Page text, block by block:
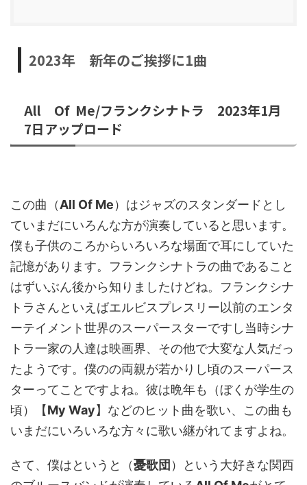
2023年 新年のご挨拶に1曲
All Of Me/フランクシナトラ 2023年1月
7日アップロード
この曲（All Of Me）はジャズのスタンダードとし
ていまだにいろんな方が演奏していると思います。
僕も子供のころからいろいろな場面で耳にしていた
記憶があります。フランクシナトラの曲であること
はずいぶん後から知りましたけどね。フランクシナ
トラさんといえばエルビスプレスリー以前のエンタ
ーテイメント世界のスーパースターですし当時シナ
トラ一家の人達は映画界、その他で大変な人気だっ
たようです。僕のの両親が若かりし頃のスーパース
ターってことですよね。彼は晩年も（ぼくが学生の
頃）【My Way】などのヒット曲を歌い、この曲も
いまだにいろいろな方々に歌い継がれてますよね。
さて、僕はというと（憂歌団 ）という大好きな関西